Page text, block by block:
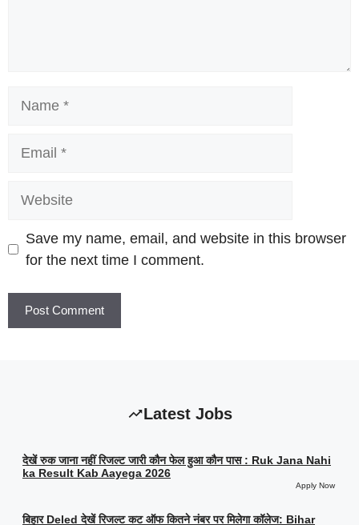
Save my name, email, and website in this browser
for the next time I comment.
Latest Jobs
देखें रुक जाना नहीं रिजल्ट जारी कौन फेल हुआ कौन पास : Ruk Jana Nahi
ka Result Kab Aayega 2026
Apply Now
बिहार Deled देखें रिजल्ट कट ऑफ कितने नंबर पर मिलेगा कॉलेज: Bihar